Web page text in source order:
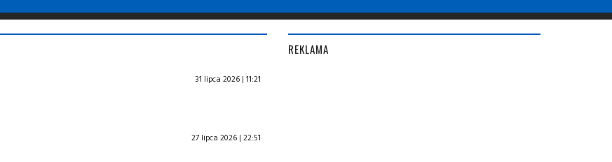
31 lipca 2026 | 11:21
27 lipca 2026 | 22:51
REKLAMA